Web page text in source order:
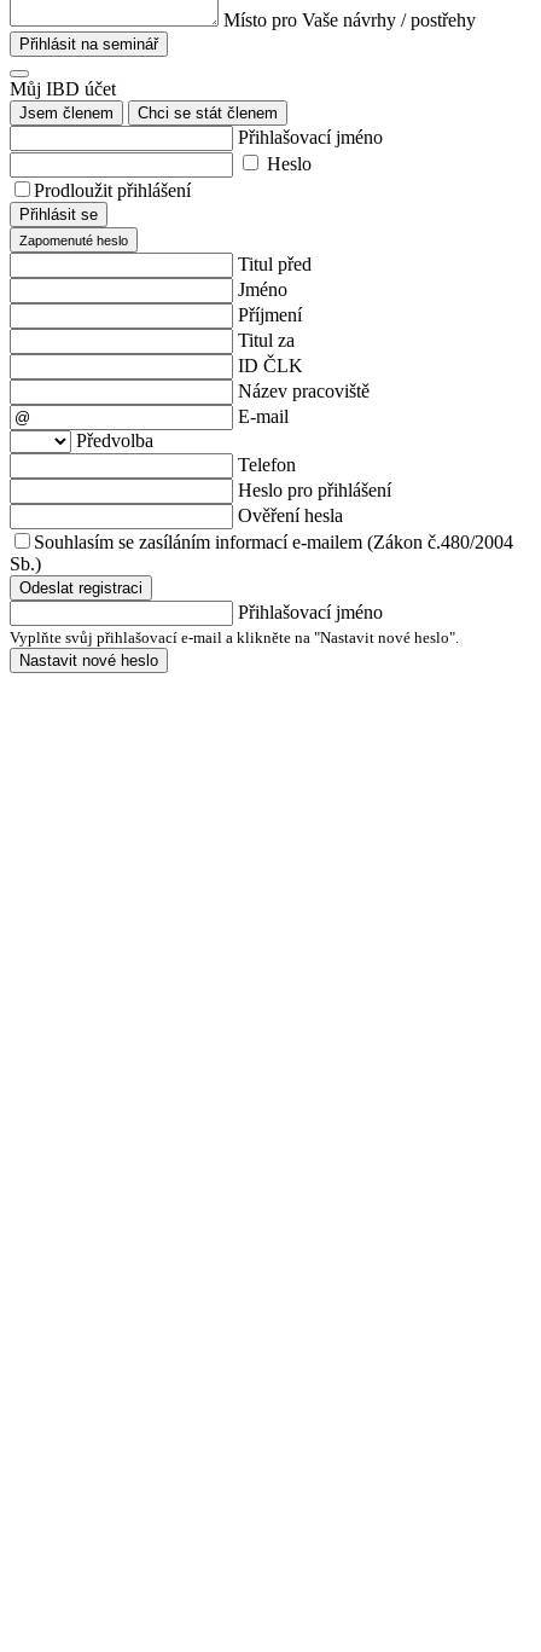
Místo pro Vaše návrhy / postřehy
Přihlásit na seminář
Můj IBD účet
Jsem členem Chci se stát členem
Přihlašovací jméno
Heslo
Prodloužit přihlášení
Přihlásit se
Zapomenuté heslo
Titul před
Jméno
Příjmení
Titul za
ID ČLK
Název pracoviště
E-mail
Předvolba
Telefon
Heslo pro přihlášení
Ověření hesla
Souhlasím se zasíláním informací e-mailem (Zákon č.480/2004
Sb.)
Odeslat registraci
Přihlašovací jméno
Vyplňte svůj přihlašovací e-mail a klikněte na "Nastavit nové heslo".
Nastavit nové heslo